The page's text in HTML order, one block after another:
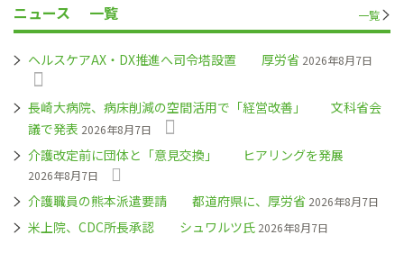
ニュース 一覧 一覧
ヘルスケアAX・DX推進へ司令塔設置 厚労省 2026年8月7日
長崎大病院、病床削減の空間活用で「経営改善」 文科省会
議で発表 2026年8月7日
介護改定前に団体と「意見交換」 ヒアリングを発展
2026年8月7日
介護職員の熊本派遣要請 都道府県に、厚労省 2026年8月7日
米上院、CDC所長承認 シュワルツ氏 2026年8月7日